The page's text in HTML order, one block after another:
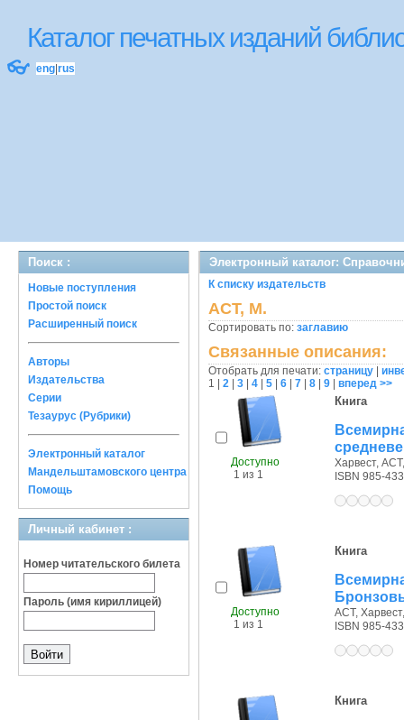
Каталог печатных изданий
👓 eng rus
Поиск :
Новые поступления
Простой поиск
Расширенный поиск
Авторы
Издательства
Серии
Тезаурус (Рубрики)
Электронный каталог
Мандельштамовского центра
Помощь
Личный кабинет :
Номер читательского билета
Пароль (имя кириллицей)
Электронный каталог:
К списку издательств
АСТ, М.
Сортировать по: заглавию
Связанные описания:
Отобрать для печати: страницу
1
2 3 4 5 6 7 8 9 вперед >>
Доступно
1 из 1
Книга
Харвест,
ISBN 985-
Доступно
1 из 1
Книга
АСТ,
ISBN 985-
Книга